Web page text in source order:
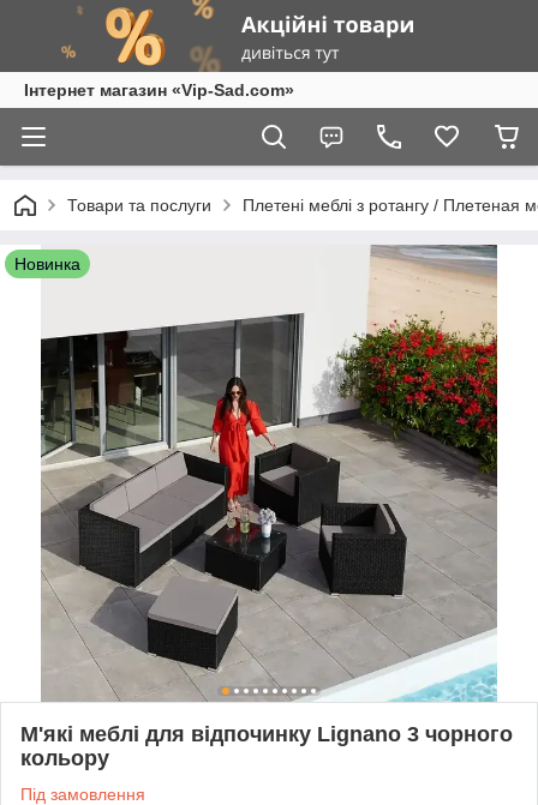
Інтернет магазин «Vip-Sad.com»
Товари та послуги Плетені меблі з ротангу / Плетеная
Новинка
М'які меблі для відпочинку Lignano 3 чорного
кольору
Під замовлення